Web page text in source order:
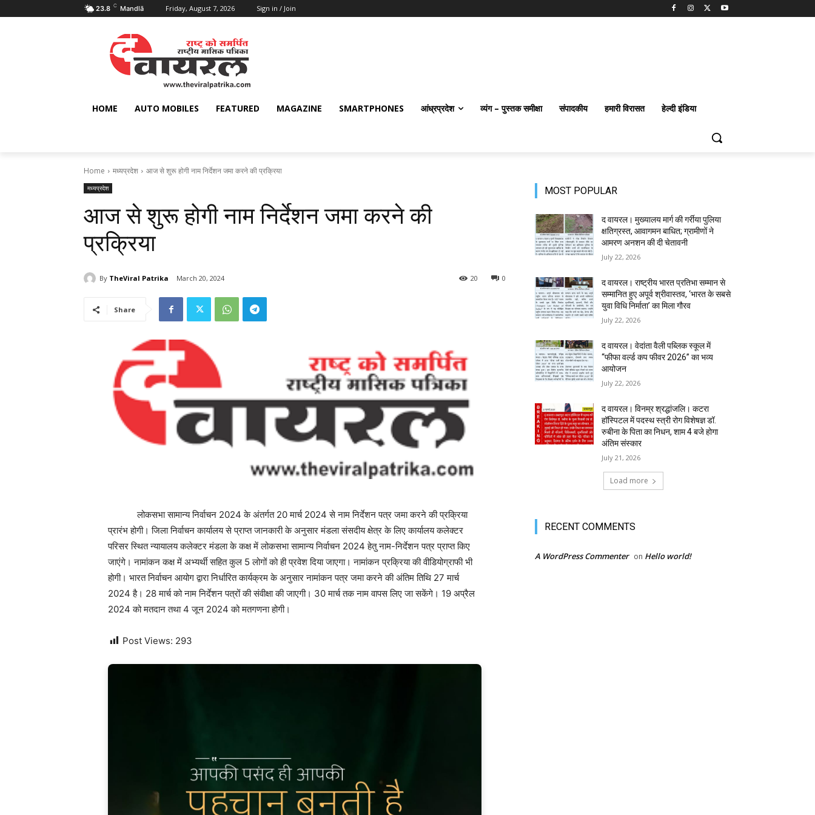
23.8 C Mandlā Friday, August 7, 2026 Sign in / Join
HOME AUTO MOBILES FEATURED MAGAZINE SMARTPHONES आंध्रप्रदेश व्यंग – पुस्तक समीक्षा संपादकीय हमारी विरासत हेल्दी इंडिया
Home मध्यप्रदेश आज से शुरू होगी नाम निर्देशन जमा करने की प्रक्रिया
मध्यप्रदेश
आज से शुरू होगी नाम निर्देशन जमा करने की
प्रक्रिया
By TheViral Patrika March 20, 2024 0
20
Share
लोकसभा सामान्य निर्वाचन 2024 के अंतर्गत 20 मार्च 2024 से नाम निर्देशन पत्र जमा करने की प्रक्रिया
प्रारंभ होगी। जिला निर्वाचन कार्यालय से प्राप्त जानकारी के अनुसार मंडला संसदीय क्षेत्र के लिए कार्यालय कलेक्टर
परिसर स्थित न्यायालय कलेक्टर मंडला के कक्ष में लोकसभा सामान्य निर्वाचन 2024 हेतु नाम-निर्देशन पत्र प्राप्त किए
जाएंगे। नामांकन कक्ष में अभ्यर्थी सहित कुल 5 लोगों को ही प्रवेश दिया जाएगा। नामांकन प्रक्रिया की वीडियोग्राफी भी
होगी। भारत निर्वाचन आयोग द्वारा निर्धारित कार्यक्रम के अनुसार नामांकन पत्र जमा करने की अंतिम तिथि 27 मार्च
2024 है। 28 मार्च को नाम निर्देशन पत्रों की संवीक्षा की जाएगी। 30 मार्च तक नाम वापस लिए जा सकेंगे। 19 अप्रैल
2024 को मतदान तथा 4 जून 2024 को मतगणना होगी।
Post Views: 293
MOST POPULAR
द वायरल। मुख्यालय मार्ग की गर्रीया पुलिया
क्षतिग्रस्त, आवागमन बाधित; ग्रामीणों ने
आमरण अनशन की दी चेतावनी
July 22, 2026
द वायरल। राष्ट्रीय भारत प्रतिभा सम्मान से
सम्मानित हुए अपूर्व श्रीवास्तव, ‘भारत के सबसे
युवा विधि निर्माता’ का मिला गौरव
July 22, 2026
द वायरल। वेदांता वैली पब्लिक स्कूल में
“फीफा वर्ल्ड कप फीवर 2026” का भव्य
आयोजन
July 22, 2026
द वायरल। विनम्र श्रद्धांजलि। कटरा
हॉस्पिटल में पदस्थ स्त्री रोग विशेषज्ञ डॉ.
रुबीना के पिता का निधन, शाम 4 बजे होगा
अंतिम संस्कार
July 21, 2026
Load more
RECENT COMMENTS
A WordPress Commenter on Hello world!